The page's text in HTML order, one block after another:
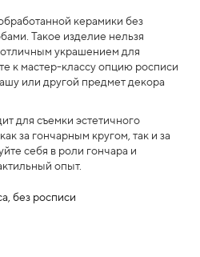
керамики без
Такое изделие нельзя
отличным украшением для
к мастер-классу опцию росписи
или другой предмет декора
для съемки эстетичного
за гончарным кругом, так и за
себя в роли гончара и
опыт.
без росписи